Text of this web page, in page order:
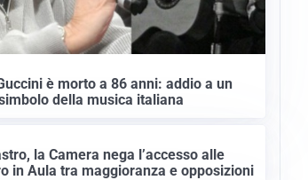
è morto a 86 anni: addio a un
della musica italiana
la Camera nega l’accesso alle
in Aula tra maggioranza e opposizioni